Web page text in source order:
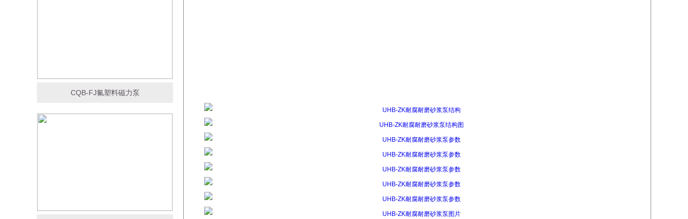
CQB-FJ氟塑料磁力泵